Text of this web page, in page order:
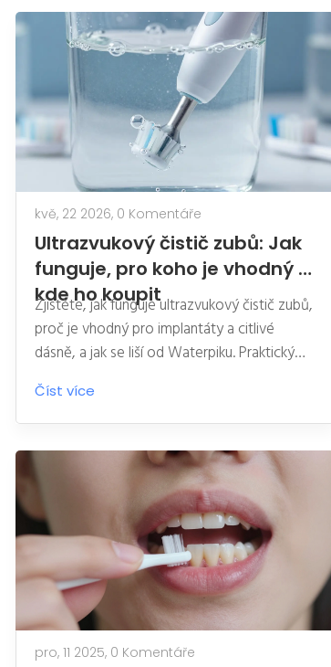
kvě, 22 2026, 0 Komentáře
Ultrazvukový čistič zubů: Jak
funguje, pro koho je vhodný a
kde ho koupit
Zjistěte, jak funguje ultrazvukový čistič zubů,
proč je vhodný pro implantáty a citlivé
dásně, a jak se liší od Waterpiku. Praktický
průvodce nákupem a použitím.
Číst více
pro, 11 2025, 0 Komentáře